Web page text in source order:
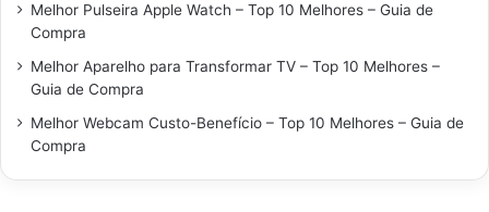
Melhor Pulseira Apple Watch – Top 10 Melhores – Guia de
Compra
Melhor Aparelho para Transformar TV – Top 10 Melhores –
Guia de Compra
Melhor Webcam Custo-Benefício – Top 10 Melhores – Guia de
Compra